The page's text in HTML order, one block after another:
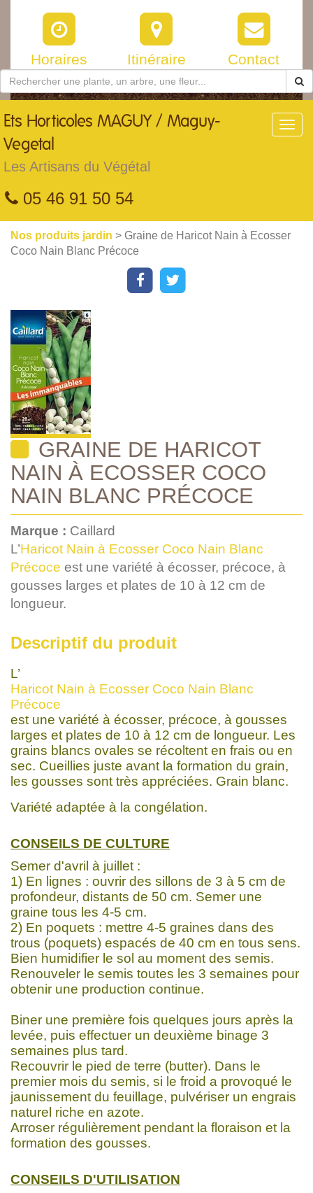
Horaires Itinéraire Contact
Ets Horticoles MAGUY / Maguy-
Vegetal
Les Artisans du Végétal
05 46 91 50 54
Nos produits jardin > Graine de Haricot Nain à Ecosser
Coco Nain Blanc Précoce
GRAINE DE HARICOT
NAIN À ECOSSER COCO
NAIN BLANC PRÉCOCE
Marque : Caillard
L’Haricot Nain à Ecosser Coco Nain Blanc
Précoce est une variété à écosser, précoce, à
gousses larges et plates de 10 à 12 cm de
longueur.
Descriptif du produit
L’
Haricot Nain à Ecosser Coco Nain Blanc
Précoce
est une variété à écosser, précoce, à gousses
larges et plates de 10 à 12 cm de longueur. Les
grains blancs ovales se récoltent en frais ou en
sec. Cueillies juste avant la formation du grain,
les gousses sont très appréciées. Grain blanc.
Variété adaptée à la congélation.
CONSEILS DE CULTURE
Semer d'avril à juillet :
1) En lignes : ouvrir des sillons de 3 à 5 cm de
profondeur, distants de 50 cm. Semer une
graine tous les 4-5 cm.
2) En poquets : mettre 4-5 graines dans des
trous (poquets) espacés de 40 cm en tous sens.
Bien humidifier le sol au moment des semis.
Renouveler le semis toutes les 3 semaines pour
obtenir une production continue.
Biner une première fois quelques jours après la
levée, puis effectuer un deuxième binage 3
semaines plus tard.
Recouvrir le pied de terre (butter). Dans le
premier mois du semis, si le froid a provoqué le
jaunissement du feuillage, pulvériser un engrais
naturel riche en azote.
Arroser régulièrement pendant la floraison et la
formation des gousses.
CONSEILS D'UTILISATION